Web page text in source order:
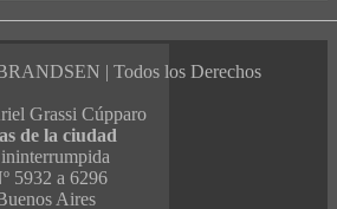
| Todos los Derechos
Grassi Cúpparo
de la ciudad
5932 a 6296
Aires